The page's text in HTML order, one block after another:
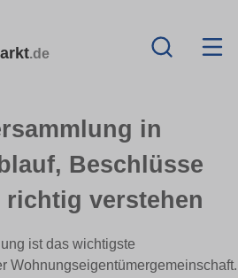
.de
in
Beschlüsse
verstehen
ist das wichtigste
Wohnungseigentümergemeinschaft.